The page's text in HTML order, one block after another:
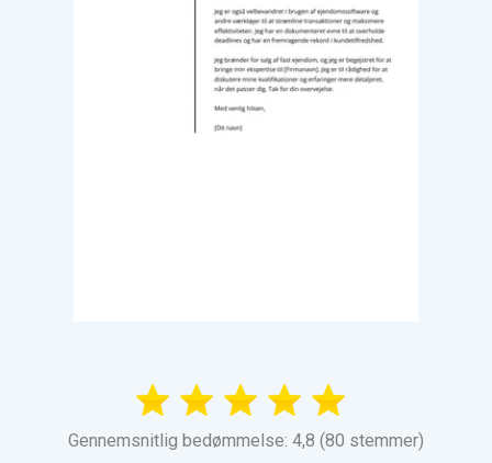
Gennemsnitlig bedømmelse: 4,8 (80 stemmer)